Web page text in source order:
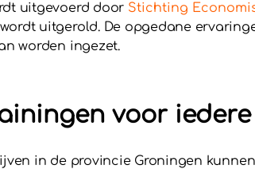
uitgevoerd door Stichting
uitgerold. De opgedane
worden ingezet.
voor
in de provincie Groningen